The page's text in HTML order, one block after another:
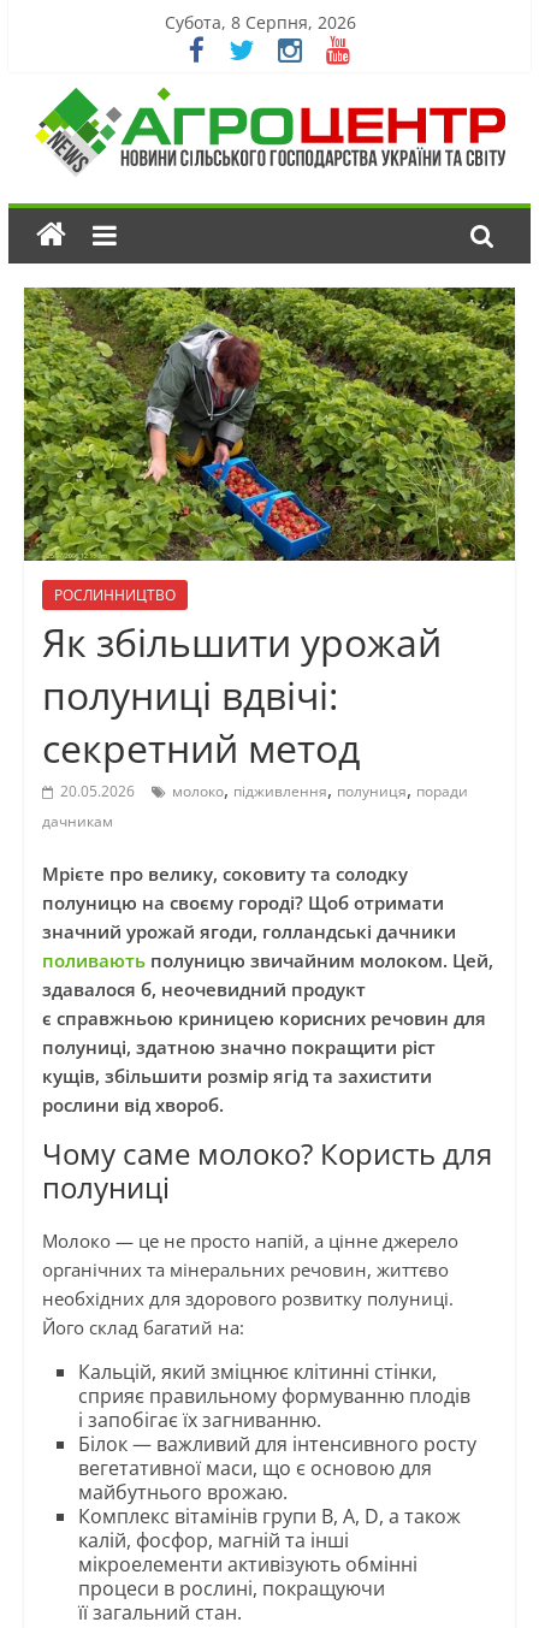
Субота, 8 Серпня, 2026
РОСЛИННИЦТВО
Як збільшити урожай
полуниці вдвічі:
секретний метод
20.05.2026 молоко, підживлення, полуниця, поради
дачникам
Мрієте про велику, соковиту та солодку
полуницю на своєму городі? Щоб отримати
значний урожай ягоди, голландські дачники
поливаютьполуницю звичайним молоком. Цей,
здавалося б, неочевидний продукт
є справжньою криницею корисних речовин для
полуниці, здатною значно покращити ріст
кущів, збільшити розмір ягід та захистити
рослини від хвороб.
Чому саме молоко? Користь для
полуниці
Молоко — це не просто напій, а цінне джерело
органічних та мінеральних речовин, життєво
необхідних для здорового розвитку полуниці.
Його склад багатий на:
Кальцій, який зміцнює клітинні стінки,
сприяє правильному формуванню плодів
і запобігає їх загниванню.
Білок — важливий для інтенсивного росту
вегетативної маси, що є основою для
майбутнього врожаю.
Комплекс вітамінів групи В, А, D, а також
калій, фосфор, магній та інші
мікроелементи активізують обмінні
процеси в рослині, покращуючи
її загальний стан.